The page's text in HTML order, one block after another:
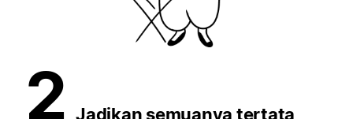
2 Jadikan semuanya tertata